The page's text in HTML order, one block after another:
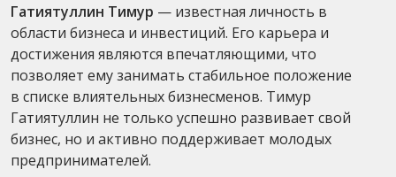
Гатиятуллин Тимур — известная личность в
области бизнеса и инвестиций. Его карьера и
достижения являются впечатляющими, что
позволяет ему занимать стабильное положение
в списке влиятельных бизнесменов. Тимур
Гатиятуллин не только успешно развивает свой
бизнес, но и активно поддерживает молодых
предпринимателей.